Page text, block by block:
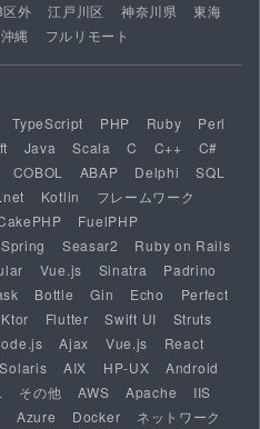
外 江戸川区 神奈川県
東海
沖縄 フルリモート
TypeScript PHP Ruby
Perl
Java Scala C C++
C#
COBOL ABAP Delphi
SQL
.net Kotlin
フレームワーク
FuelPHP
Spring Seasar2
Ruby on Rails
Vue.js Sinatra
Padrino
Bottle Gin Echo
Perfect
Ktor Flutter Swift UI
Struts
Ajax Vue.js
React
Solaris AIX HP-UX
Android
その他 AWS Apache
IIS
Azure Docker
ネットワーク